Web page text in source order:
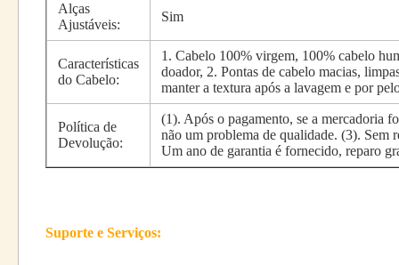
Alças
Ajustáveis:
Sim
Características
do Cabelo:
1. Cabelo 100% virgem, 100% cabelo
doador, 2. Pontas de cabelo macias,
manter a textura após a lavagem e por
Política de
Devolução:
(1). Após o pagamento, se a mercadoria
não um problema de qualidade. (3). Sem
Um ano de garantia é fornecido, reparo
Suporte e Serviços: